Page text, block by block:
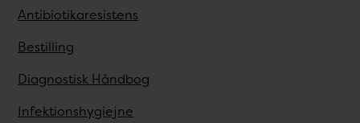
Antibiotikaresistens
Bestilling
Diagnostisk Håndbog
Infektionshygiejne